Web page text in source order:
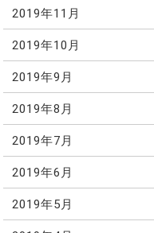
2019年11月
2019年10月
2019年9月
2019年8月
2019年7月
2019年6月
2019年5月